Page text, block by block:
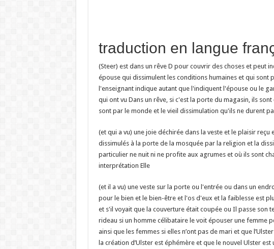
(Steer) est dans un rêve D pour couvrir des choses et peut
épouse qui dissimulent les conditions humaines et qui
l'enseignant indique autant que l'indiquent l'épouse ou le
qui ont vu Dans un rêve, si c'est la porte du magasin, ils
sont par le monde et le vieil dissimulation qu'ils ne durent
(et qui a vu) une joie déchirée dans la veste et le plaisir
dissimulés à la porte de la mosquée par la religion et la
particulier ne nuit ni ne profite aux agrumes et où ils sont
interprétation Elle
(et il a vu) une veste sur la porte ou l'entrée ou dans un
pour le bien et le bien-être et l'os d'eux et la faiblesse est
et s'il voyait que la couverture était coupée ou Il passe son
rideau si un homme célibataire le voit épouser une femme
ainsi que les femmes si elles n’ont pas de mari et que
la création d’Ulster est éphémère et que le nouvel Ulster